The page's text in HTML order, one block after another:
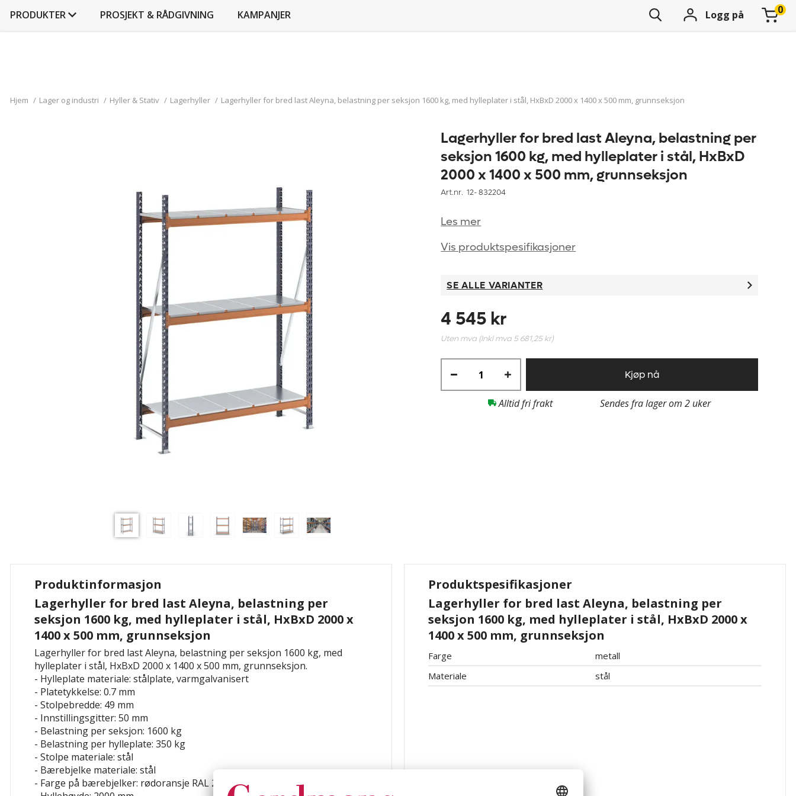
PRODUKTER PROSJEKT & RÅDGIVNING KAMPANJER Logg på
Hjem / Lager og industri / Hyller & Stativ / Lagerhyller / Lagerhyller for bred last Aleyna, belastning per seksjon 1600 kg, med hylleplater i stål, HxBxD 2000 x 1400 x 500 mm, grunnseksjon
Lagerhyller for bred last Aleyna, belastning per
seksjon 1600 kg, med hylleplater i stål, HxBxD
2000 x 1400 x 500 mm, grunnseksjon
Art.nr. 12-832204
Les mer
Vis produktspesifikasjoner
SE ALLE VARIANTER
4 545 kr
Uten mva (Inkl mva 5 681,25 kr)
Kjøp nå
Alltid fri frakt Sendes fra lager om 2 uker
Produktinformasjon
Lagerhyller for bred last Aleyna, belastning per
seksjon 1600 kg, med hylleplater i stål, HxBxD 2000 x
1400 x 500 mm, grunnseksjon
Lagerhyller for bred last Aleyna, belastning per seksjon 1600 kg, med
hylleplater i stål, HxBxD 2000 x 1400 x 500 mm, grunnseksjon.
- Hylleplate materiale: stålplate, varmgalvanisert
- Platetykkelse: 0.7 mm
- Stolpebredde: 49 mm
- Innstillingsgitter: 50 mm
- Belastning per seksjon: 1600 kg
- Belastning per hylleplate: 350 kg
- Stolpe materiale: stål
- Bærebjelke materiale: stål
- Farge på bærebjelker: rødoransje RAL 2001Hylletype: grunnseksjon
Produktspesifikasjoner
Lagerhyller for bred last Aleyna, belastning per
seksjon 1600 kg, med hylleplater i stål, HxBxD 2000 x
1400 x 500 mm, grunnseksjon
Farge
metall
Materiale
stål